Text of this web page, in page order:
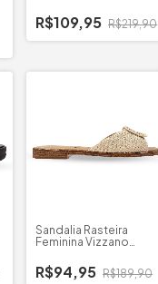
R$109,95 R$219,90
Sandalia Rasteira
Feminina Vizzano
R$94,95 R$189,90